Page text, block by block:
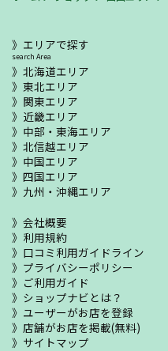
エリアで探す
search Area
北海道エリア
東北エリア
関東エリア
近畿エリア
中部・東海エリア
北信越エリア
中国エリア
四国エリア
九州・沖縄エリア
会社概要
利用規約
口コミ利用ガイドライン
プライバシーポリシー
ご利用ガイド
ショップナビとは？
ユーザーがお店を登録
店舗がお店を掲載(無料)
サイトマップ